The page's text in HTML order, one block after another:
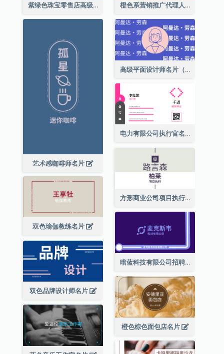
紫绿色珠宝零售店高级总监名片 橙色系营销推广代理人名片
艺术感咖啡师名片
高级平面设计师名片（附自画像）
电力有限公司执行官名片
方形商业公司项目执行总监名片
双色瑜伽教练名片
暗蓝科技有限公司招聘经理名片
双色品牌设计师名片
橙色棕色面包店名片